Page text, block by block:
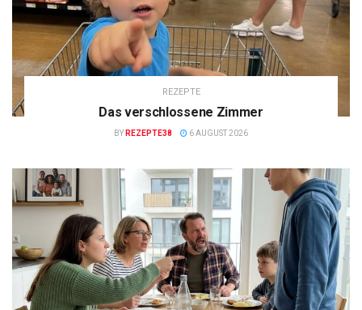
REZEPTE
Das verschlossene Zimmer
BY REZEPTE38 6 AUGUST 2026